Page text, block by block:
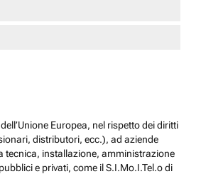
Europea, nel rispetto dei diritti
distributori, ecc.), ad aziende
tecnica, installazione, amministrazione
e privati, come il S.I.Mo.I.Tel.o di